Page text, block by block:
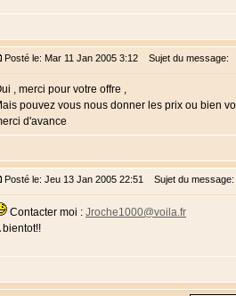
Posté le: Mar 11 Jan 2005 3:12 Sujet du message:
, merci pour votre offre ,
pouvez vous nous donner les prix ou bien
d'avance
Posté le: Jeu 13 Jan 2005 22:51 Sujet du message:
Contacter moi : Jroche1000@voila.fr
bientot!!